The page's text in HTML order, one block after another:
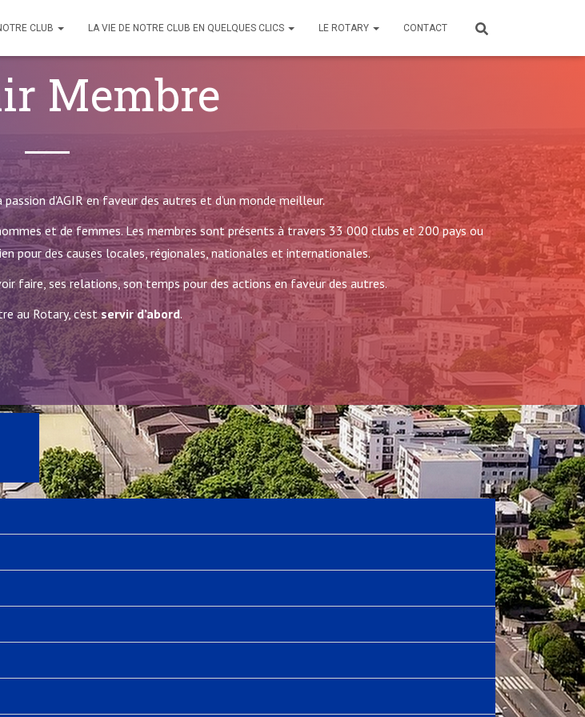
CLUB LA VIE DE NOTRE CLUB EN QUELQUES CLICS LE ROTARY CONTACT
Membre
d’AGIR en faveur des autres et d’un monde meilleur.
et de femmes. Les membres sont présents à travers 33 000 clubs et 200 pays ou
pour des causes locales, régionales, nationales et internationales.
faire, ses relations, son temps pour des actions en faveur des autres.
au Rotary, c’estservir d’abord.